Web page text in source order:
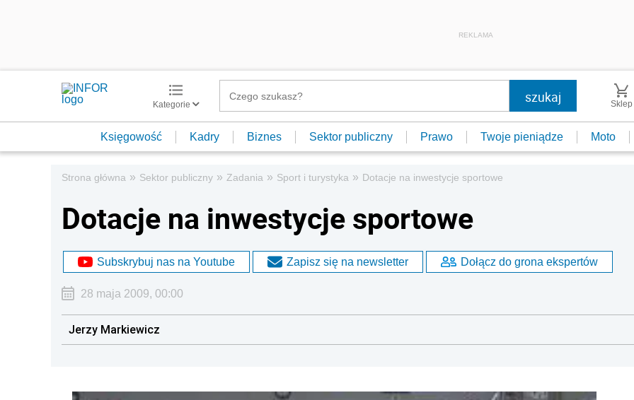
REKLAMA
Kategorie Sklep
Księgowość Kadry Biznes Sektor publiczny Prawo Twoje pieniądze Moto
Strona główna » Sektor publiczny » Zadania » Sport i turystyka » Dotacje na inwestycje sportowe
Dotacje na inwestycje sportowe
Subskrybuj nas na Youtube Zapisz się na newsletter Dołącz do grona ekspertów
28 maja 2009, 00:00
Jerzy Markiewicz